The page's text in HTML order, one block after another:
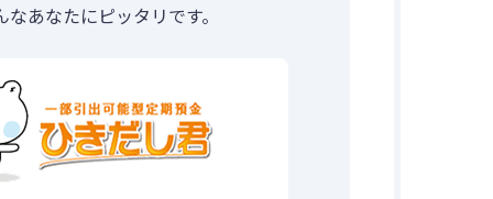
あなたにピッタリです。